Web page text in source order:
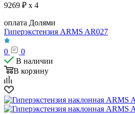
9269 ₽ x 4
оплата Долями
Гиперэкстензия ARMS AR027
0
0
В наличии
В корзину